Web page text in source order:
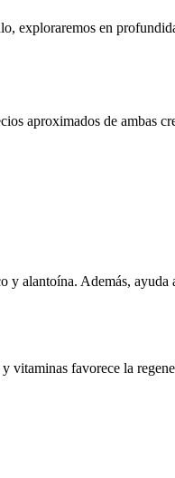
exploraremos en
aproximados de ambas
y alantoína. Además,
vitaminas favorece la